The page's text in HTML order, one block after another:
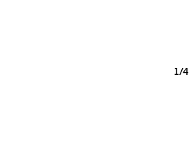
1/4